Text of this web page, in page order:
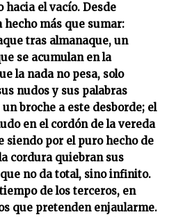
el vacío. Desde
hecho más que sumar:
tras almanaque, un
se acumulan en la
la nada no pesa, solo
nudos y sus palabras
broche a este desborde; el
en el cordón de la vereda
siendo por el puro hecho de
cordura quiebran sus
no da total, sino infinito.
de los terceros, en
que pretenden enjaularme.